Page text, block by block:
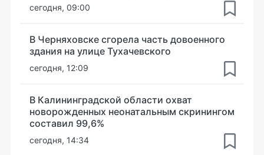
сегодня, 09:00
В Черняховске сгорела часть довоенного
здания на улице Тухачевского
сегодня, 12:09
В Калининградской области охват
новорожденных неонатальным скринингом
составил 99,6%
сегодня, 14:34